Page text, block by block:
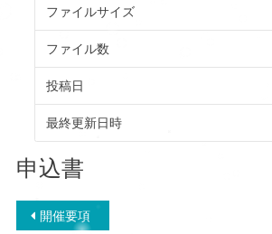
ファイルサイズ
ファイル数
投稿日
最終更新日時
申込書
投開催要項